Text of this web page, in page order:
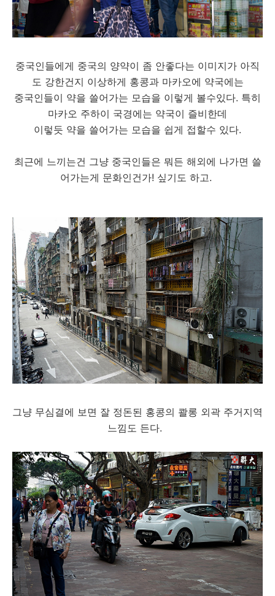
중국인들에게 중국의 양약이 좀 안좋다는 이미지가 아직
도 강한건지 이상하게 홍콩과 마카오에 약국에는
중국인들이 약을 쓸어가는 모습을 이렇게 볼수있다. 특히
마카오 주하이 국경에는 약국이 즐비한데
이렇듯 약을 쓸어가는 모습을 쉽게 접할수 있다.
최근에 느끼는건 그냥 중국인들은 뭐든 해외에 나가면 쓸
어가는게 문화인건가! 싶기도 하고.
그냥 무심결에 보면 잘 정돈된 홍콩의 콸롱 외곽 주거지역
느낌도 든다.